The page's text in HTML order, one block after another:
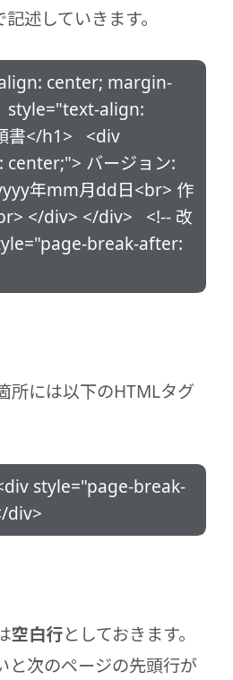
述していきます。
center; margin-
align:
書</h1> <div
バージョン:
年mm月dd日<br> 作
</div> </div> <!-- 改
break-after:
所には以下のHTMLタグ
style="page-break-
div>
空白行としておきます。
と次のページの先頭行が